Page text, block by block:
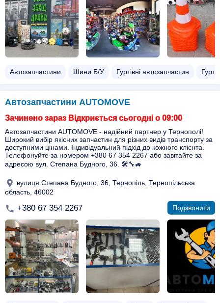
Автозапчастини Шини Б/У Гуртівні автозапчастин
Автозапчастини AUTOMOVE
Зачинено зараз Відкриється сьогодні о 09:00
Автозапчастини AUTOMOVE - надійний партнер у Тернополі!
Широкий вибір якісних запчастин для різних видів транспорту за
доступними цінами. Індивідуальний підхід до кожного клієнта.
Телефонуйте за номером +380 67 354 2267 або завітайте за
адресою вул. Степана Будного, 36. 🛠️🔧🚙
вулиця Степана Будного, 36, Тернопіль, Тернопільська
область, 46002
+380 67 354 2267 Подзвонити